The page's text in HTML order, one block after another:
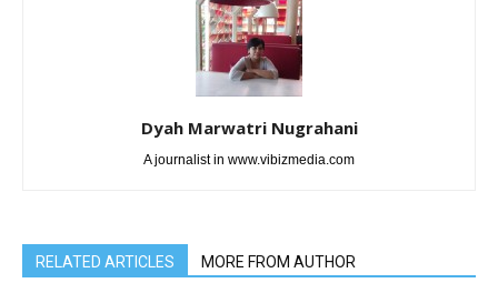
Dyah Marwatri Nugrahani
A journalist in www.vibizmedia.com
RELATED ARTICLES MORE FROM AUTHOR